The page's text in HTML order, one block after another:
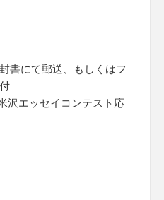
書にて郵送、もしくはフ
沢エッセイコンテスト応